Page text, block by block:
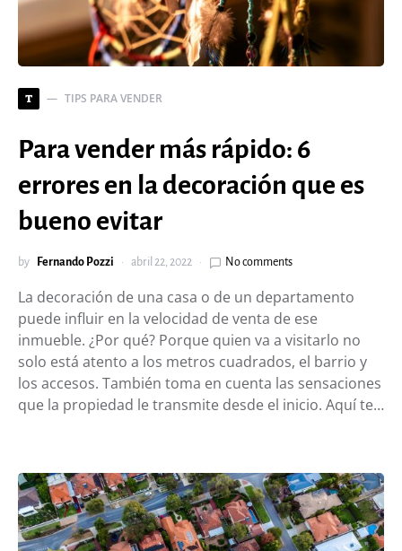
T TIPS PARA VENDER
Para vender más rápido: 6
errores en la decoración que es
bueno evitar
by Fernando Pozzi abril 22, 2022 No comments
La decoración de una casa o de un departamento
puede influir en la velocidad de venta de ese
inmueble. ¿Por qué? Porque quien va a visitarlo no
solo está atento a los metros cuadrados, el barrio y
los accesos. También toma en cuenta las sensaciones
que la propiedad le transmite desde el inicio. Aquí te…